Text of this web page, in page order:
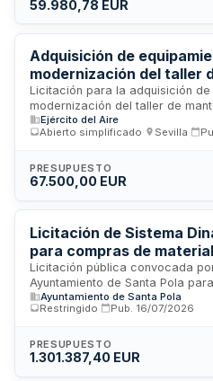
de construcción requeridos
reparación y mantenimiento.
59.980,78 EUR
Adquisición de
modernización del taller
equipos AGE del
de la Maestranza Aérea
Licitación para la adquisición
modernización del taller de
en el Departamento de
de Sevilla. El suministro incluye
auxiliares y consumibles. El
conformidad técnica mediante
transporte y entrega.
Ejército del Aire
Abierto simplificado
Sevilla
PRESUPUESTO
67.500,00 EUR
Licitación de Sistema
para compras de
electricidad del
Licitación pública convocada
Ayuntamiento de Santa Pola
sistema dinámico de
recurrentes de materiales de
El acuerdo marco permitirá al
catálogo actualizado de
Ayuntamiento de Santa Pola
Restringido
Pub. 16/07/2026
PRESUPUESTO
1.301.387,40 EUR